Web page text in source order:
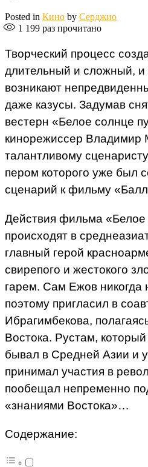
Posted in Кино by Серджио
1 199 раз прочитано
Творческий процесс
длительный и сложный, и
возникают
даже казусы. Задумав
вестерн «Белое солнце
кинорежиссер Владимир
талантливому
пером которого уже был
сценарий к фильму
Действия фильма «Белое
происходят в
главный герой
свирепого и жестокого
гарем. Сам Ежов никогда
поэтому пригласил в
Ибрагимбекова,
Востока. Рустам,
бывал в Средней Азии и
принимал участия в
пообещал непременно
«знаниями Востока»…
Содержание: